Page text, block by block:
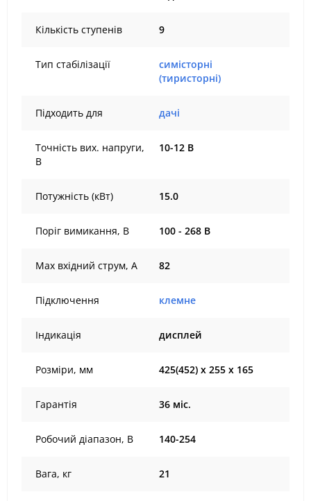
Кількість ступенів 9
Тип стабілізації
симісторні
(тиристорні)
Підходить для дачі
Точність вих. напруги,
В
10-12 В
Потужність (кВт) 15.0
Поріг вимикання, В 100 - 268 В
Max вхідний струм, А 82
Підключення клемне
Індикація дисплей
Розміри, мм 425(452) х 255 х 165
Гарантія 36 міс.
Робочий діапазон, В 140-254
Вага, кг 21